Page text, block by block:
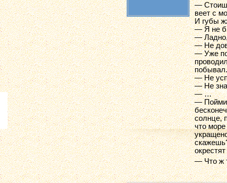
—
веет с
И губы
— Я не
—
— Не
— Уже
побывал.
— Не
— Не
— …
— Пойми,
солнце,
что
— Что ж